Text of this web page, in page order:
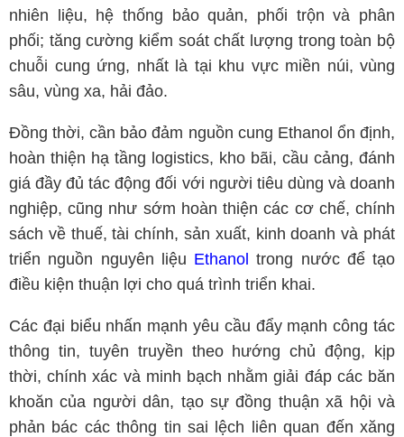
nhiên liệu, hệ thống bảo quản, phối trộn và phân
phối; tăng cường kiểm soát chất lượng trong toàn bộ
chuỗi cung ứng, nhất là tại khu vực miền núi, vùng
sâu, vùng xa, hải đảo.
Đồng thời, cần bảo đảm nguồn cung Ethanol ổn định,
hoàn thiện hạ tầng logistics, kho bãi, cầu cảng, đánh
giá đầy đủ tác động đối với người tiêu dùng và doanh
nghiệp, cũng như sớm hoàn thiện các cơ chế, chính
sách về thuế, tài chính, sản xuất, kinh doanh và phát
triển nguồn nguyên liệu Ethanol trong nước để tạo
điều kiện thuận lợi cho quá trình triển khai.
Các đại biểu nhấn mạnh yêu cầu đẩy mạnh công tác
thông tin, tuyên truyền theo hướng chủ động, kịp
thời, chính xác và minh bạch nhằm giải đáp các băn
khoăn của người dân, tạo sự đồng thuận xã hội và
phản bác các thông tin sai lệch liên quan đến xăng